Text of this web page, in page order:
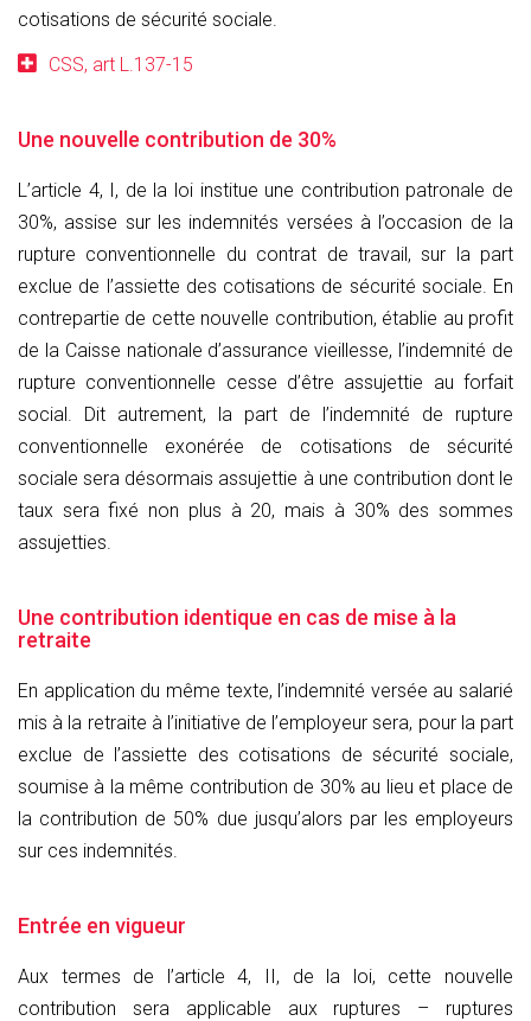
cotisations de sécurité sociale.
CSS, art L.137-15
Une nouvelle contribution de 30%
L’article 4, I, de la loi institue une contribution patronale de
30%, assise sur les indemnités versées à l’occasion de la
rupture conventionnelle du contrat de travail, sur la part
exclue de l’assiette des cotisations de sécurité sociale. En
contrepartie de cette nouvelle contribution, établie au profit
de la Caisse nationale d’assurance vieillesse, l’indemnité de
rupture conventionnelle cesse d’être assujettie au forfait
social. Dit autrement, la part de l’indemnité de rupture
conventionnelle exonérée de cotisations de sécurité
sociale sera désormais assujettie à une contribution dont le
taux sera fixé non plus à 20, mais à 30% des sommes
assujetties.
Une contribution identique en cas de mise à la
retraite
En application du même texte, l’indemnité versée au salarié
mis à la retraite à l’initiative de l’employeur sera, pour la part
exclue de l’assiette des cotisations de sécurité sociale,
soumise à la même contribution de 30% au lieu et place de
la contribution de 50% due jusqu’alors par les employeurs
sur ces indemnités.
Entrée en vigueur
Aux termes de l’article 4, II, de la loi, cette nouvelle
contribution sera applicable aux ruptures – ruptures